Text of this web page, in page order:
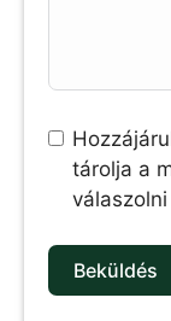
tárolja a
Beküldés